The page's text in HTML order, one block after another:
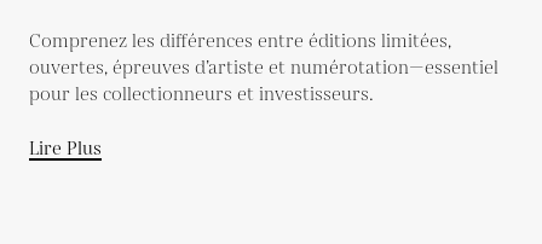
Comprenez les différences entre éditions limitées,
ouvertes, épreuves d’artiste et numérotation—essentiel
pour les collectionneurs et investisseurs.
Lire Plus